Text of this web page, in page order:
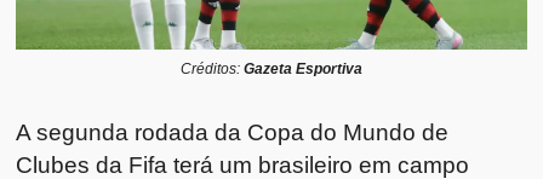
Créditos: Gazeta Esportiva
A segunda rodada da Copa do Mundo de
Clubes da Fifa terá um brasileiro em campo